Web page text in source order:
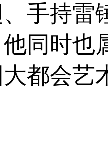
手持雷
同时也
都会艺